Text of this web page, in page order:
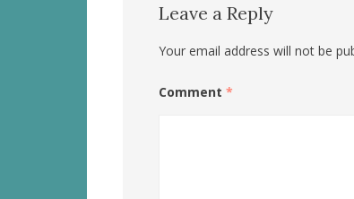
Leave a Reply
Your email address will not be
Comment *